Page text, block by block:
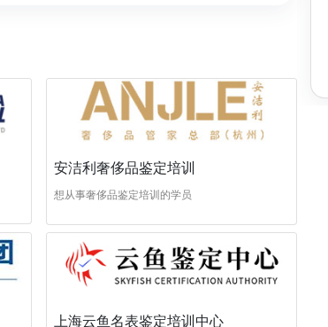
安洁利奢侈品鉴定培训
想从事奢侈品鉴定培训的学员
上海云鱼名表鉴定培训中心